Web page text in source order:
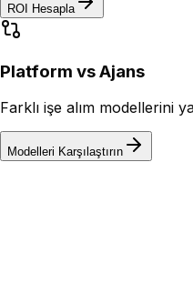
ROI Hesapla
Platform vs Ajans
Farklı işe alım modellerini
Modelleri Karşılaştırın